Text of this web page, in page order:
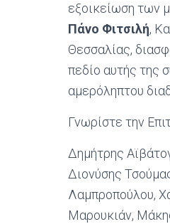
εξοικείωση των
Πάνο Φιτσιλή,
Θεσσαλίας,
πεδίο αυτής της
αμερόληπτου
Γνωρίστε την
Δημήτρης
Διονύσης
Λαμπροπούλου,
Μαρουκιάν,